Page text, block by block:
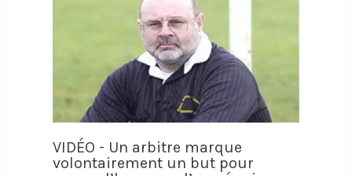
VIDÉO - Un arbitre marque
volontairement un but pour